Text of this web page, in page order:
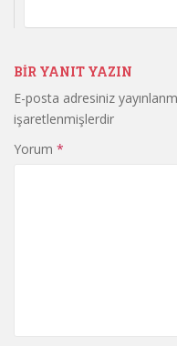
BIR YANIT YAZIN
E-posta adresiniz
işaretlenmişlerdir
Yorum *